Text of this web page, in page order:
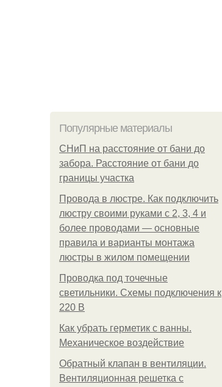
Популярные материалы
СНиП на расстояние от бани до
забора. Расстояние от бани до
границы участка
Провода в люстре. Как подключить
люстру своими руками с 2, 3, 4 и
более проводами — основные
правила и варианты монтажа
люстры в жилом помещении
Проводка под точечные
светильники. Схемы подключения к
220 В
Как убрать герметик с ванны.
Механическое воздействие
Обратный клапан в вентиляции.
Вентиляционная решетка с